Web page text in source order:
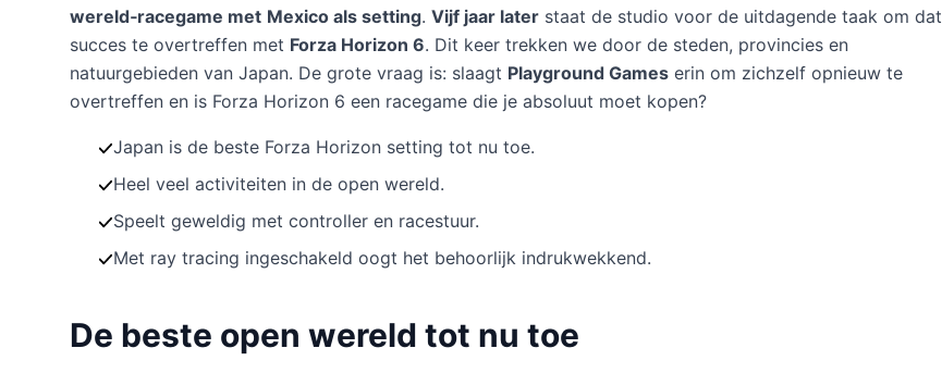
wereld‑racegame met Mexico als setting. Vijf jaar later staat de studio voor de uitdagende taak om dat
succes te overtreffen met Forza Horizon 6. Dit keer trekken we door de steden, provincies en
natuurgebieden van Japan. De grote vraag is: slaagt Playground Games erin om zichzelf opnieuw te
overtreffen en is Forza Horizon 6 een racegame die je absoluut moet kopen?
Japan is de beste Forza Horizon setting tot nu toe.
Heel veel activiteiten in de open wereld.
Speelt geweldig met controller en racestuur.
Met ray tracing ingeschakeld oogt het behoorlijk indrukwekkend.
De beste open wereld tot nu toe